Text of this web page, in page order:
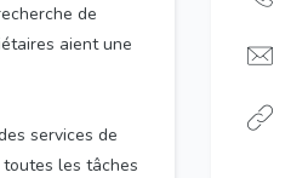
de
aient une
services de
les tâches